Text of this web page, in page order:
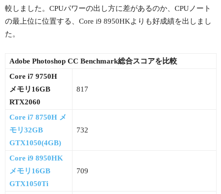
較しました。CPUパワーの出し方に差があるのか、CPUノート
の最上位に位置する、Core i9 8950HKよりも好成績を出しまし
た。
Adobe Photoshop CC Benchmark総合スコアを比較
Core i7 9750H
メモリ16GB
RTX2060
817
Core i7 8750H メ
モリ32GB
GTX1050(4GB)
732
Core i9 8950HK
メモリ16GB
GTX1050Ti
709